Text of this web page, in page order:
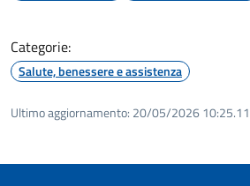
Categorie:
Salute, benessere e assistenza
Ultimo aggiornamento: 20/05/2026 10:25.11